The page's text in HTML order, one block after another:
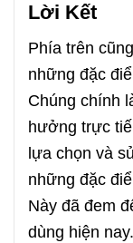
Lời Kết
Phía trên
những đặc
Chúng chính
hưởng trực
lựa chọn và
những đặc
Này đã đem
dùng hiện nay.